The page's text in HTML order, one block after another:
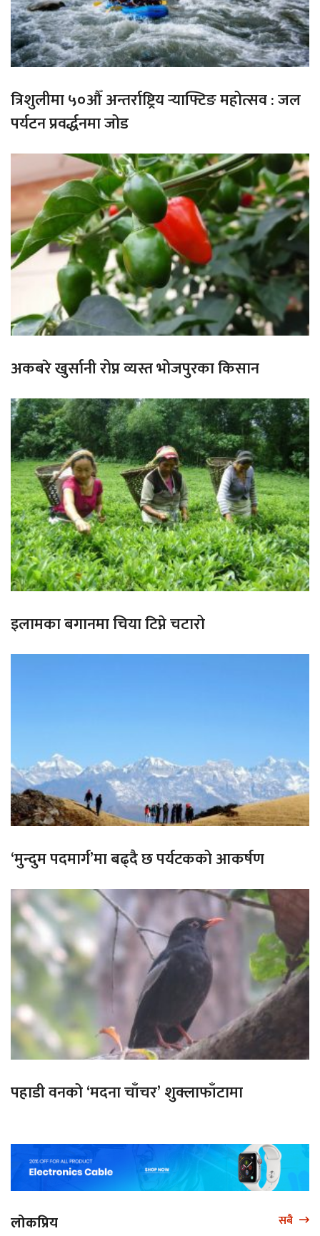
त्रिशुलीमा ५०औँ अन्तर्राष्ट्रिय र्‍याफ्टिङ महोत्सव : जल
पर्यटन प्रवर्द्धनमा जोड
अकबरे खुर्सानी रोप्न व्यस्त भोजपुरका किसान
इलामका बगानमा चिया टिप्ने चटारो
‘मुन्दुम पदमार्ग’मा बढ्दै छ पर्यटकको आकर्षण
पहाडी वनको ‘मदना चाँचर’ शुक्लाफाँटामा
लोकप्रिय सबै